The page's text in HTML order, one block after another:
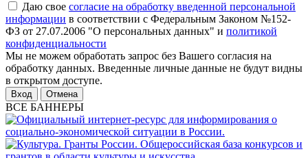
Даю свое согласие на обработку введенной персональной
информации в соответствии с Федеральным Законом №152-
ФЗ от 27.07.2006 "О персональных данных" и политикой
конфиденциальности
Мы не можем обработать запрос без Вашего согласия на
обработку данных. Введенные личные данные не будут видны
в открытом доступе.
Отмена
ВСЕ БАННЕРЫ